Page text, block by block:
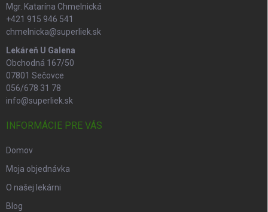
Mgr. Katarína Chmelnická
+421 915 946 541
chmelnicka@superliek.sk
Lekáreň U Galena
Obchodná 167/50
07801 Sečovce
056/678 31 78
info@superliek.sk
INFORMÁCIE PRE VÁS
Domov
Moja objednávka
O našej lekárni
Blog